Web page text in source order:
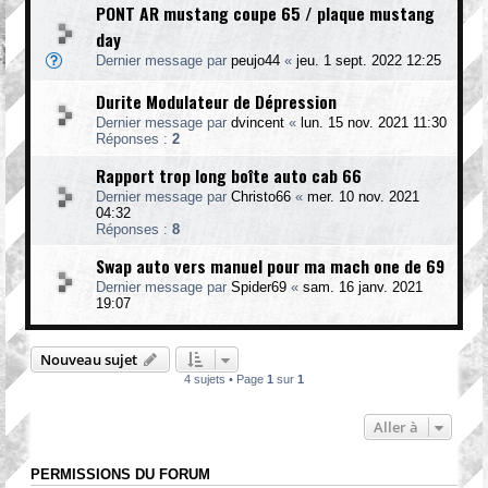
PONT AR mustang coupe 65 / plaque mustang
day
Dernier message par peujo44 « jeu. 1 sept. 2022 12:25
Durite Modulateur de Dépression
Dernier message par dvincent « lun. 15 nov. 2021 11:30
Réponses : 2
Rapport trop long boîte auto cab 66
Dernier message par Christo66 « mer. 10 nov. 2021
04:32
Réponses : 8
Swap auto vers manuel pour ma mach one de 69
Dernier message par Spider69 « sam. 16 janv. 2021
19:07
Nouveau sujet
4 sujets • Page 1 sur 1
Aller à
PERMISSIONS DU FORUM